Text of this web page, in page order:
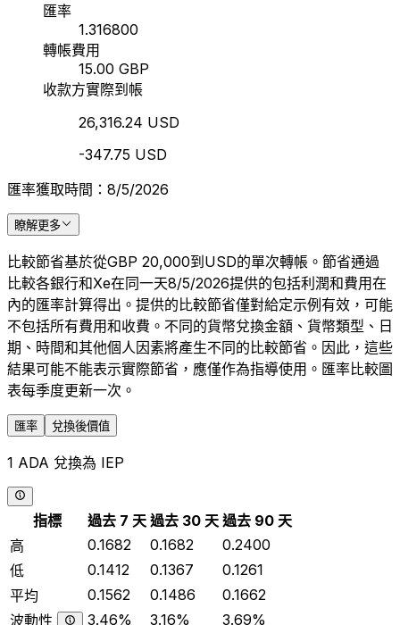
匯率
1.316800
轉帳費用
15.00 GBP
收款方實際到帳
26,316.24 USD
-347.75 USD
匯率獲取時間：8/5/2026
瞭解更多
比較節省基於從GBP 20,000到USD的單次轉帳。節省通過
比較各銀行和Xe在同一天8/5/2026提供的包括利潤和費用在
內的匯率計算得出。提供的比較節省僅對給定示例有效，可能
不包括所有費用和收費。不同的貨幣兌換金額、貨幣類型、日
期、時間和其他個人因素將產生不同的比較節省。因此，這些
結果可能不能表示實際節省，應僅作為指導使用。匯率比較圖
表每季度更新一次。
匯率 兌換後價值
1 ADA 兌換為 IEP
指標 過去 7 天 過去 30 天 過去 90 天
高
0.1682 0.1682
0.2400
低
0.1412 0.1367
0.1261
平均
0.1562 0.1486
0.1662
波動性
3.46% 3.16% 3.69%